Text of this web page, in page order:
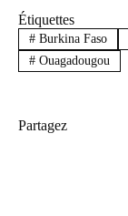
Étiquettes
#Burkina Faso
#Ouagadougou
Partagez